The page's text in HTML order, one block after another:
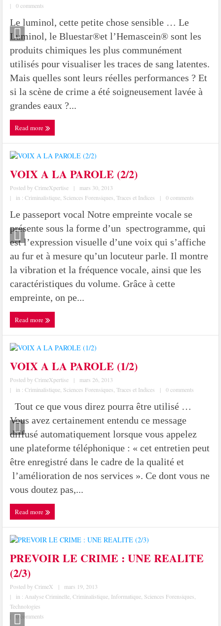
|
0 comments
Le luminol, cette petite chose sensible … Le
Luminol, le Bluestar®et l’Hemascein® sont les
produits chimiques les plus communément
utilisés pour visualiser les traces de sang latentes.
Mais quelles sont leurs réelles performances ? Et
si la scène de crime a été soigneusement lavée à
grandes eaux ?...
Read more
VOIX A LA PAROLE (2/2)
Posted byCrimeXpertise |
mars 30, 2013
|
in :Criminalistique, Sciences Forensiques,Traces et Indices | 0 comments
Le passeport vocal Notre empreinte vocale se
présente sous la forme d’un spectrogramme, qui
est l’expression visuelle d’une voix qui s’affiche
au fur et à mesure qu’un locuteur parle. Il montre
la vibration et la fréquence vocale, ainsi que les
caractéristiques du volume. Grâce à cette
empreinte, on pe...
Read more
VOIX A LA PAROLE (1/2)
Posted byCrimeXpertise |
mars 26, 2013
|
in :Criminalistique, Sciences Forensiques,Traces et Indices | 0 comments
Tout ce que vous direz pourra être utilisé …
Vous avez certainement entendu ce message
diffusé automatiquement lorsque vous appelez
une plateforme téléphonique : « cet entretien peut
être enregistré dans le cadre de la qualité et
l’amélioration de nos services ». Ce dont vous ne
vous doutez pas,...
Read more
PREVOIR LE CRIME : UNE REALITE
(2/3)
Posted byCrimeX |
mars 19, 2013
|
in : Analyse Criminelle,Criminalistique, Informatique, Sciences Forensiques,
Technologies
0 comments